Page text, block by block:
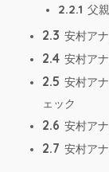
2.2.1 父
2.3 安村ア
2.4 安村ア
2.5 安村ア
ェック
2.6 安村ア
2.7 安村ア